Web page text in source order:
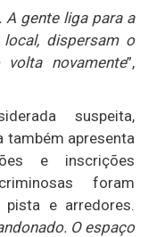
A gente liga para a
dispersam o
novamente”,
suspeita,
também apresenta
e inscrições
foram
e arredores.
O espaço